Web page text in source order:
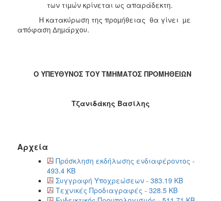
των τιµών κρίνεται ως απαράδεκτη.
Η κατακύρωση της προµήθειας θα γίνει µε
απόφαση ∆ηµάρχου.
Ο ΥΠΕΥΘΥΝΟΣ ΤΟΥ ΤΜΗΜΑΤΟΣ ΠΡΟΜΗΘΕΙΩΝ
Τζανιδάκης Βασίλης
Αρχεία
Πρόσκληση εκδήλωσης ενδιαφέροντος -
493.4 KB
Συγγραφή Υποχρεώσεων - 383.19 KB
Τεχνικές Προδιαγραφές - 328.5 KB